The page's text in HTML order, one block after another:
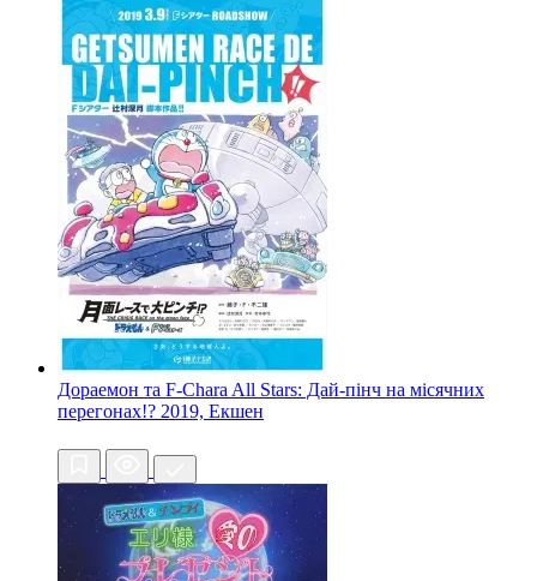
Дораемон та F-Chara All Stars: Дай-пінч на місячних
перегонах!? 2019, Екшен